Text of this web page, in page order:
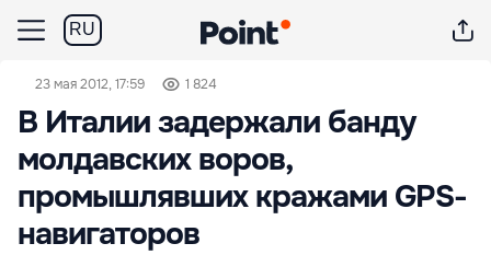
RU
23 мая 2012, 17:59 1 824
В Италии задержали банду
молдавских воров,
промышлявших кражами GPS-
навигаторов